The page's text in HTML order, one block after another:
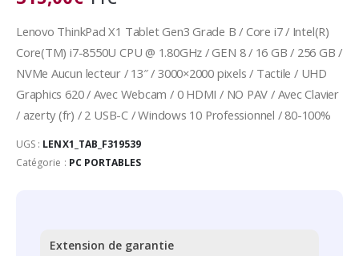
Lenovo ThinkPad X1 Tablet Gen3 Grade B / Core i7 / Intel(R)
Core(TM) i7-8550U CPU @ 1.80GHz / GEN 8 / 16 GB / 256 GB /
NVMe Aucun lecteur / 13″ / 3000×2000 pixels / Tactile / UHD
Graphics 620 / Avec Webcam / 0 HDMI / NO PAV / Avec Clavier
/ azerty (fr) / 2 USB-C / Windows 10 Professionnel / 80-100%
UGS : LENX1_TAB_F319539
Catégorie : PC PORTABLES
Extension de garantie